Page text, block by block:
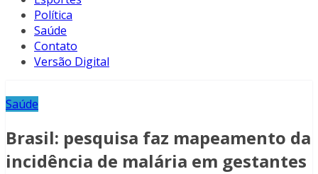
Política
Saúde
Contato
Versão Digital
Saúde
Brasil: pesquisa faz mapeamento da
incidência de malária em gestantes